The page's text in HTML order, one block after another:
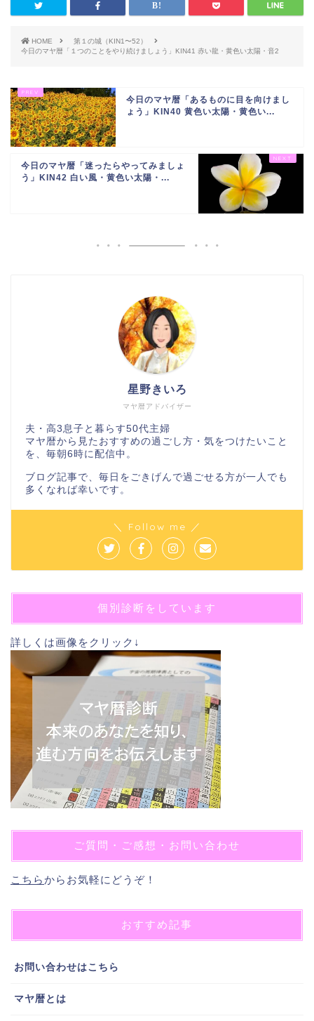
HOME
第１の城（KIN1〜52）
今日のマヤ暦「１つのことをやり続けましょう」KIN41 赤い龍・黄色い太陽・音2
今日のマヤ暦「あるものに目を向けまし
ょう」KIN40 黄色い太陽・黄色い...
今日のマヤ暦「迷ったらやってみましょ
う」KIN42 白い風・黄色い太陽・...
マヤ暦アドバイザー
星野きいろ
夫・高3息子と暮らす50代主婦
マヤ暦から見たおすすめの過ごし方・気をつけたいこと
を、毎朝6時に配信中。
ブログ記事で、毎日をごきげんで過ごせる方が一人でも
多くなれば幸いです。
＼ Follow me ／
個別診断をしています
詳しくは画像をクリック↓
ご質問・ご感想・お問い合わせ
こちらからお気軽にどうぞ！
おすすめ記事
お問い合わせはこちら
マヤ暦とは